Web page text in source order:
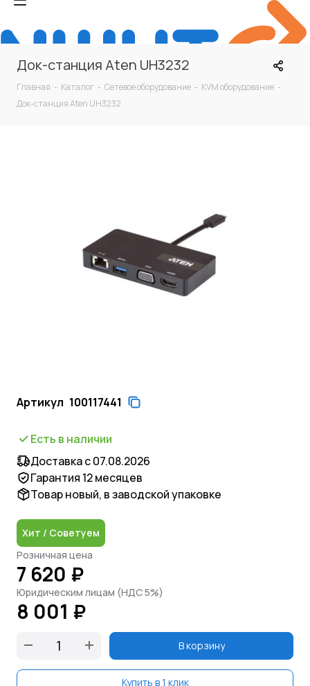
Док-станция Aten UH3232
Главная - Каталог - Сетевое оборудование - KVM оборудование -
Док-станция Aten UH3232
Артикул 100117441
Есть в наличии
Доставка с 07.08.2026
Гарантия 12 месяцев
Товар новый, в заводской упаковке
Хит / Советуем
Розничная цена
7 620 ₽
Юридическим лицам (НДС 5%)
8 001 ₽
В корзину
Купить в 1 клик